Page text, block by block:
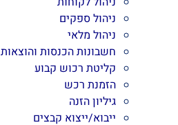
ניהול ספקים
ניהול מלאי
חשבונות הכנסות והוצאות
קליטת רכוש קבוע
הזמנת רכש
גיליון הזנה
ייבוא/ייצוא קבצים